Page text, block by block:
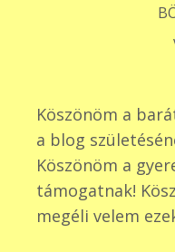
Köszönöm a
a blog
Köszönöm a
támogatnak!
megéli velem